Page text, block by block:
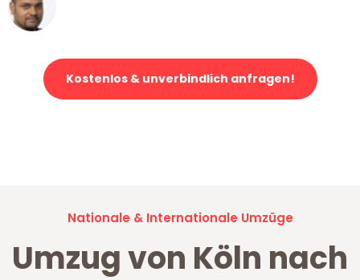
Kostenlos & unverbindlich anfragen!
Nationale & Internationale Umzüge
Umzug von Köln nach